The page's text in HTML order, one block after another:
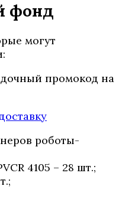
фонд
могут
промокод на
роботы-
4105 – 28 шт.;